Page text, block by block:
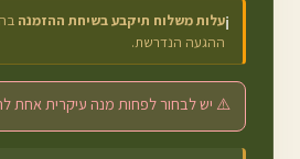
ℹ️עלות משלוח תיקבע בשיחת ההזמנה
ההגעה הנדרשת.
⚠️ יש לבחור לפחות מנה עיקרית אחת